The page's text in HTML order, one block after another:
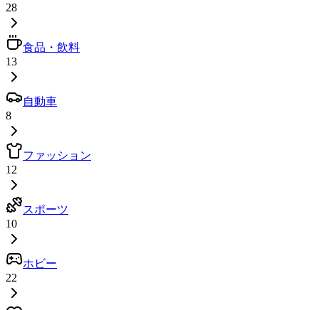
28
食品・飲料
13
自動車
8
ファッション
12
スポーツ
10
ホビー
22